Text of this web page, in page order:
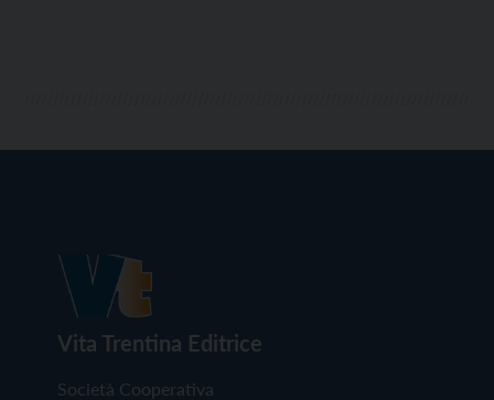
Vita Trentina Editrice
Società Cooperativa